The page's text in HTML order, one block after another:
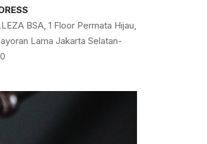
BSA, 1 Floor Permata Hijau,
Lama Jakarta Selatan-